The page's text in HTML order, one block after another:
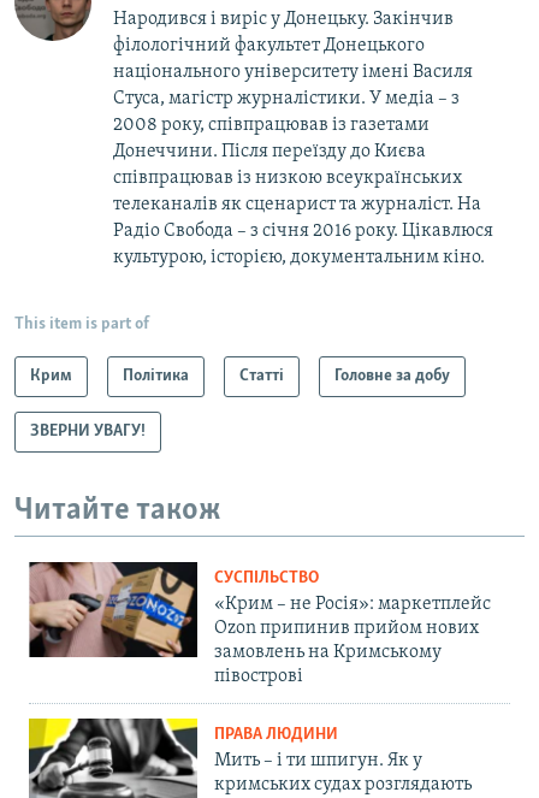
Народився і виріс у Донецьку. Закінчив
філологічний факультет Донецького
національного університету імені Василя
Стуса, магістр журналістики. У медіа – з
2008 року, співпрацював із газетами
Донеччини. Після переїзду до Києва
співпрацював із низкою всеукраїнських
телеканалів як сценарист та журналіст. На
Радіо Свобода – з січня 2016 року. Цікавлюся
культурою, історією, документальним кіно.
This item is part of
Крим Політика Статті Головне за добу
ЗВЕРНИ УВАГУ!
Читайте також
СУСПІЛЬСТВО
«Крим – не Росія»: маркетплейс
Ozon припинив прийом нових
замовлень на Кримському
півострові
ПРАВА ЛЮДИНИ
Мить – і ти шпигун. Як у
кримських судах розглядають